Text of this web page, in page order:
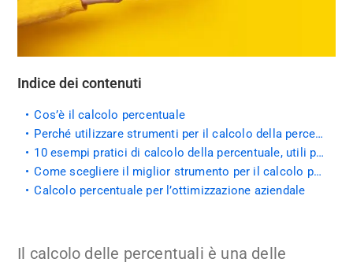
Indice dei contenuti
Cos’è il calcolo percentuale
Perché utilizzare strumenti per il calcolo della percentuale online
10 esempi pratici di calcolo della percentuale, utili per comprendere meglio come applicare le formule:
Come scegliere il miglior strumento per il calcolo percentuale online
Calcolo percentuale per l’ottimizzazione aziendale
Il calcolo delle percentuali è una delle